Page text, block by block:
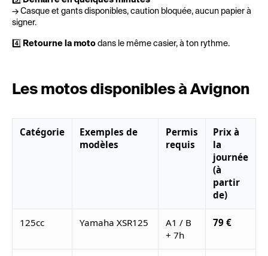
→ Casque et gants disponibles, caution bloquée, aucun papier à
signer.
4️⃣ Retourne la moto dans le même casier, à ton rythme.
Les motos disponibles à Avignon
Catégorie
Exemples de
modèles
Permis
requis
Prix à
la
journée
(à
partir
de)
125cc Yamaha XSR125
A1 / B
+ 7h
79 €